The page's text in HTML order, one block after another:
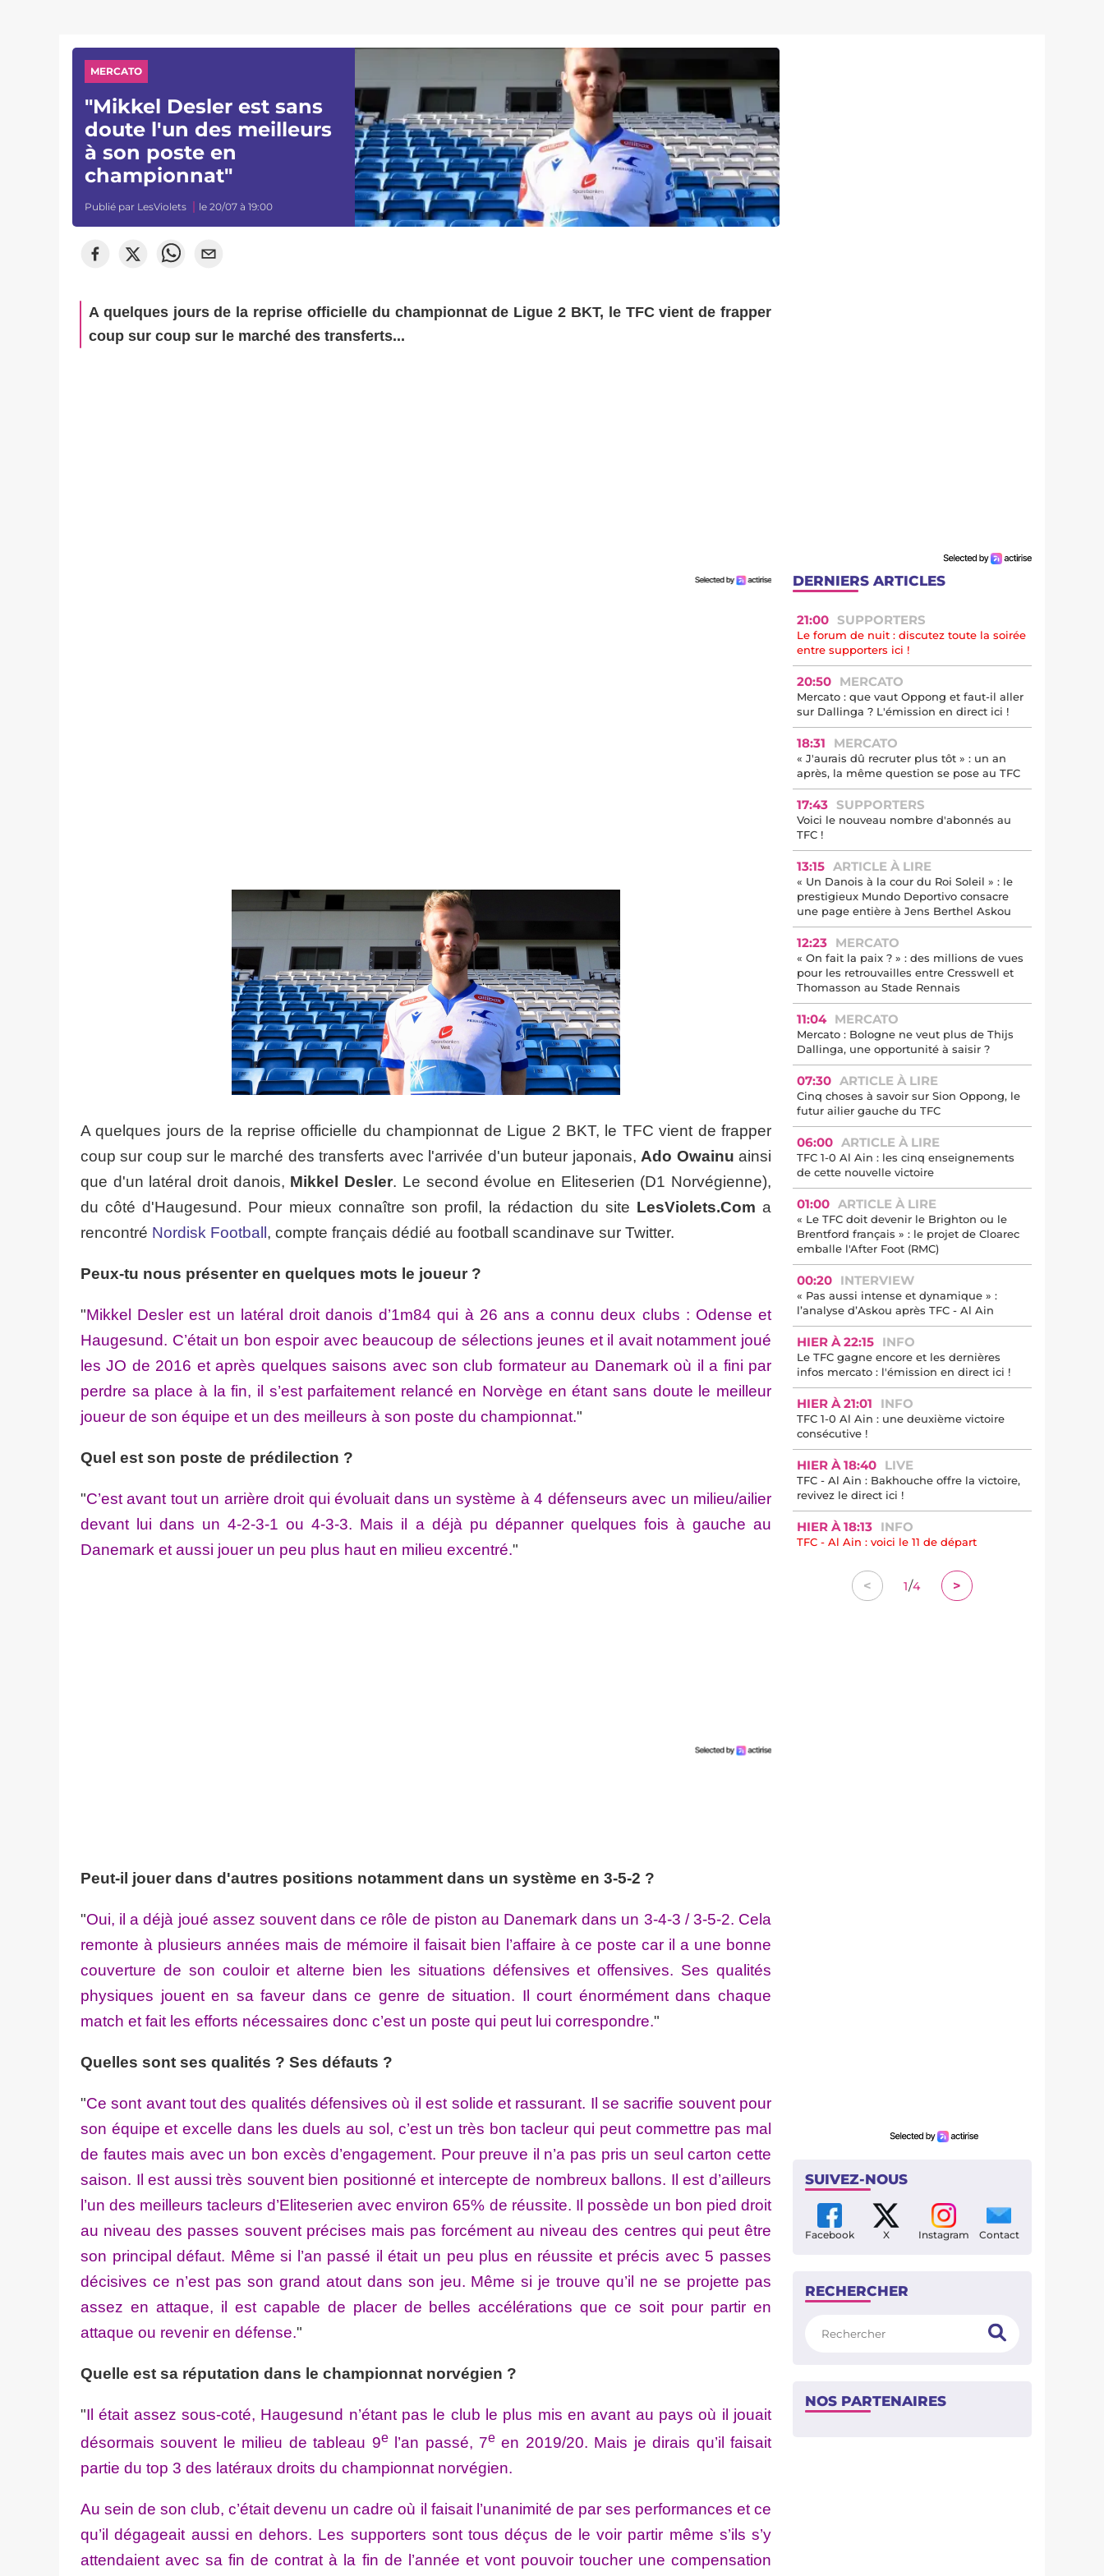
MERCATO
"Mikkel Desler est sans
doute l'un des meilleurs
à son poste en
championnat"
Publié par LesViolets le 20/07 à 19:00
A quelques jours de la reprise officielle du championnat de Ligue 2 BKT, le TFC vient de frapper
coup sur coup sur le marché des transferts...
A quelques jours de la reprise officielle du championnat de Ligue 2 BKT, le TFC vient de frapper
coup sur coup sur le marché des transferts avec l'arrivée d'un buteur japonais, Ado Owainu ainsi
que d'un latéral droit danois, Mikkel Desler. Le second évolue en Eliteserien (D1 Norvégienne),
du côté d'Haugesund. Pour mieux connaître son profil, la rédaction du site LesViolets.Com a
rencontré Nordisk Football , compte français dédié au football scandinave sur Twitter.
Peux-tu nous présenter en quelques mots le joueur ?
"Mikkel Desler est un latéral droit danois d’1m84 qui à 26 ans a connu deux clubs : Odense et
Haugesund. C’était un bon espoir avec beaucoup de sélections jeunes et il avait notamment joué
les JO de 2016 et après quelques saisons avec son club formateur au Danemark où il a fini par
perdre sa place à la fin, il s’est parfaitement relancé en Norvège en étant sans doute le meilleur
joueur de son équipe et un des meilleurs à son poste du championnat."
Quel est son poste de prédilection ?
"C’est avant tout un arrière droit qui évoluait dans un système à 4 défenseurs avec un milieu/ailier
devant lui dans un 4-2-3-1 ou 4-3-3. Mais il a déjà pu dépanner quelques fois à gauche au
Danemark et aussi jouer un peu plus haut en milieu excentré."
Peut-il jouer dans d'autres positions notamment dans un système en 3-5-2 ?
"Oui, il a déjà joué assez souvent dans ce rôle de piston au Danemark dans un 3-4-3 / 3-5-2. Cela
remonte à plusieurs années mais de mémoire il faisait bien l’affaire à ce poste car il a une bonne
couverture de son couloir et alterne bien les situations défensives et offensives. Ses qualités
physiques jouent en sa faveur dans ce genre de situation. Il court énormément dans chaque
match et fait les efforts nécessaires donc c’est un poste qui peut lui correspondre."
Quelles sont ses qualités ? Ses défauts ?
"Ce sont avant tout des qualités défensives où il est solide et rassurant. Il se sacrifie souvent pour
son équipe et excelle dans les duels au sol, c’est un très bon tacleur qui peut commettre pas mal
de fautes mais avec un bon excès d’engagement. Pour preuve il n’a pas pris un seul carton cette
saison. Il est aussi très souvent bien positionné et intercepte de nombreux ballons. Il est d’ailleurs
l’un des meilleurs tacleurs d’Eliteserien avec environ 65% de réussite. Il possède un bon pied droit
au niveau des passes souvent précises mais pas forcément au niveau des centres qui peut être
son principal défaut. Même si l’an passé il était un peu plus en réussite et précis avec 5 passes
décisives ce n’est pas son grand atout dans son jeu. Même si je trouve qu’il ne se projette pas
assez en attaque, il est capable de placer de belles accélérations que ce soit pour partir en
attaque ou revenir en défense."
Quelle est sa réputation dans le championnat norvégien ?
"Il était assez sous-coté, Haugesund n’étant pas le club le plus mis en avant au pays où il jouait
désormais souvent le milieu de tableau 9el’an passé, 7een 2019/20. Mais je dirais qu’il faisait
partie du top 3 des latéraux droits du championnat norvégien.
Au sein de son club, c’était devenu un cadre où il faisait l’unanimité de par ses performances et ce
qu’il dégageait aussi en dehors. Les supporters sont tous déçus de le voir partir même s’ils s’y
attendaient avec sa fin de contrat à la fin de l’année et vont pouvoir toucher une compensation
DERNIERS ARTICLES
21:00 SUPPORTERS
Le forum de nuit : discutez toute la soirée
entre supporters ici !
20:50 MERCATO
Mercato : que vaut Oppong et faut-il aller
sur Dallinga ? L'émission en direct ici !
18:31 MERCATO
« J'aurais dû recruter plus tôt » : un an
après, la même question se pose au TFC
17:43 SUPPORTERS
Voici le nouveau nombre d'abonnés au
TFC !
13:15 ARTICLE À LIRE
« Un Danois à la cour du Roi Soleil » : le
prestigieux Mundo Deportivo consacre
une page entière à Jens Berthel Askou
12:23 MERCATO
« On fait la paix ? » : des millions de vues
pour les retrouvailles entre Cresswell et
Thomasson au Stade Rennais
11:04 MERCATO
Mercato : Bologne ne veut plus de Thijs
Dallinga, une opportunité à saisir ?
07:30 ARTICLE À LIRE
Cinq choses à savoir sur Sion Oppong, le
futur ailier gauche du TFC
06:00 ARTICLE À LIRE
TFC 1-0 Al Ain : les cinq enseignements
de cette nouvelle victoire
01:00 ARTICLE À LIRE
« Le TFC doit devenir le Brighton ou le
Brentford français » : le projet de Cloarec
emballe l'After Foot (RMC)
00:20 INTERVIEW
« Pas aussi intense et dynamique » :
l’analyse d’Askou après TFC - Al Ain
HIER À 22:15 INFO
Le TFC gagne encore et les dernières
infos mercato : l'émission en direct ici !
HIER À 21:01 INFO
TFC 1-0 Al Ain : une deuxième victoire
consécutive !
HIER À 18:40 LIVE
TFC - Al Ain : Bakhouche offre la victoire,
revivez le direct ici !
HIER À 18:13 INFO
TFC - Al Ain : voici le 11 de départ
< 1/4 >
SUIVEZ-NOUS
Facebook X Instagram Contact
RECHERCHER
NOS PARTENAIRES